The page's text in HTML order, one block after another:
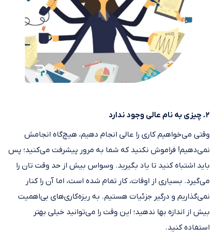
۲. چیزی به نام عالی وجود ندارد
وقتی می‌خواهیم کاری را عالی انجام دهیم، هیچ‌گاه انجامش
نمی‌دهیم! فراموش نکنید که شما به مرور پیشرفت می‌کنید؛ پس
باید اشتباه کنید تا یاد بگیرید. وسواس بیش از حد وقت تان را
می‌گیرد. بسیاری از اوقات، کار تمام شده است، اما آن را کنار
نمی‌گذاریم و درگیر جزئیات هستیم. به ریزه‌کاری‌های بی‌اهمیت
بیش از اندازه بها ندهید؛ این وقت را می‌توانید خیلی بهتر
استفاده کنید.